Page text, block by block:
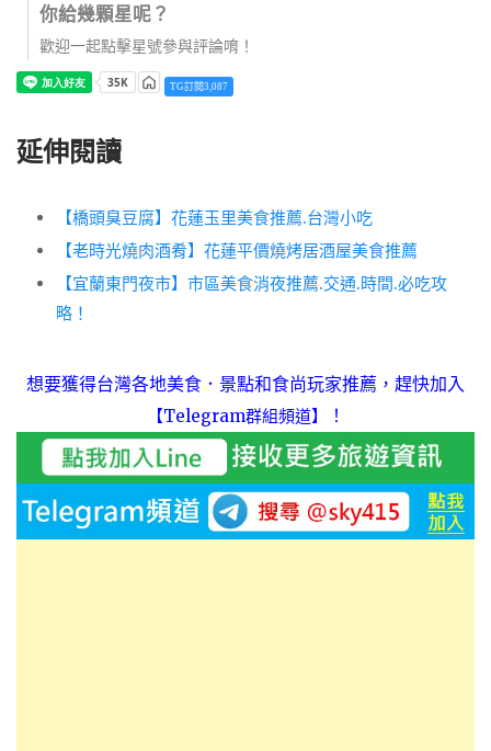
你給幾顆星呢？
歡迎一起點擊星號參與評論唷！
TG訂閱3,087
延伸閱讀
【橋頭臭豆腐】花蓮玉里美食推薦.台灣小吃
【老時光燒肉酒肴】花蓮平價燒烤居酒屋美食推薦
【宜蘭東門夜市】市區美食消夜推薦.交通.時間.必吃攻
略！
想要獲得台灣各地美食．景點和食尚玩家推薦，趕快加入
【Telegram群組頻道】 ！